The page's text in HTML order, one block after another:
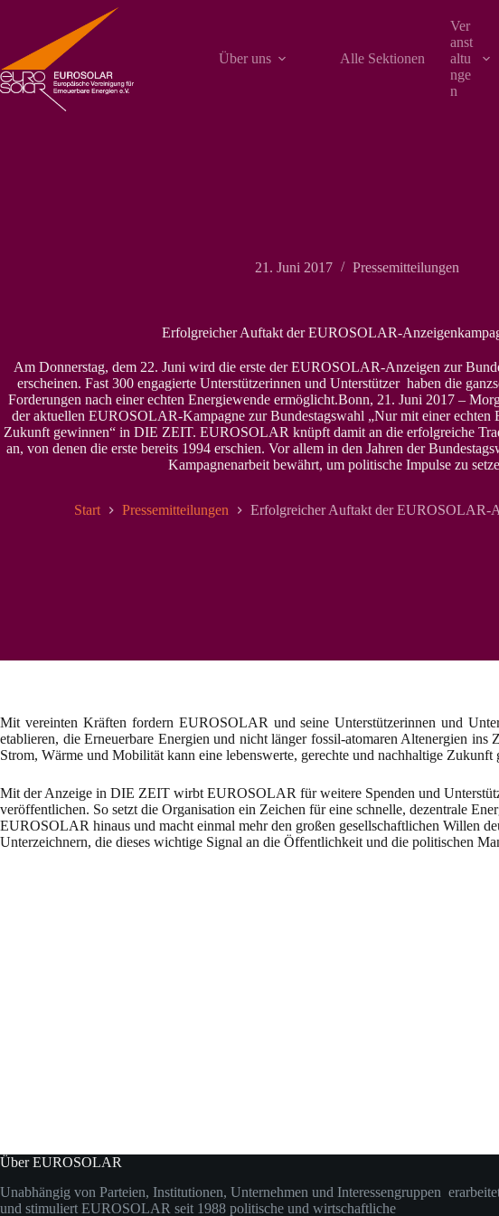
Über uns
Alle Sektionen
Ver
anst
altu
nge
n
21. Juni 2017 Pressemitteilungen
Erfolgreicher Auftakt der EUROSOLAR-
Am Donnerstag, dem 22. Juni wird die erste der EUROSOLAR-Anzeigen zur
erscheinen. Fast 300 engagierte Unterstützerinnen und Unterstützer haben die
Forderungen nach einer echten Energiewende ermöglicht.Bonn, 21. Juni 2017 –
der aktuellen EUROSOLAR-Kampagne zur Bundestagswahl „Nur mit einer echten
Zukunft gewinnen“ in DIE ZEIT. EUROSOLAR knüpft damit an die erfolgreiche
an, von denen die erste bereits 1994 erschien. Vor allem in den Jahren der
Kampagnenarbeit bewährt, um politische Impulse zu
Start Pressemitteilungen Erfolgreicher Auftakt der EUROSOLAR-
Mit vereinten Kräften fordern EUROSOLAR und seine Unterstützerinnen und
etablieren, die Erneuerbare Energien und nicht länger fossil-atomaren Altenergien
Strom, Wärme und Mobilität kann eine lebenswerte, gerechte und nachhaltige Zukunft
Mit der Anzeige in DIE ZEIT wirbt EUROSOLAR für weitere Spenden und
veröffentlichen. So setzt die Organisation ein Zeichen für eine schnelle, dezentrale
EUROSOLAR hinaus und macht einmal mehr den großen gesellschaftlichen Willen
Unterzeichnern, die dieses wichtige Signal an die Öffentlichkeit und die politischen
Über EUROSOLAR
Unabhängig von Parteien, Institutionen, Unternehmen und Interessengruppen
und stimuliert EUROSOLAR seit 1988 politische und wirtschaftliche